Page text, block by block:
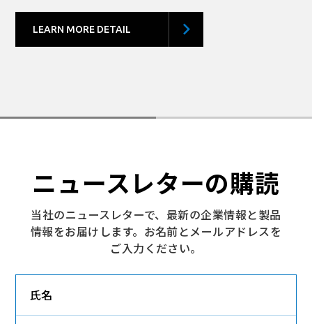
LEARN MORE DETAIL
ニュースレターの購読
当社のニュースレターで、最新の企業情報と製品
情報をお届けします。お名前とメールアドレスを
ご入力ください。
氏名